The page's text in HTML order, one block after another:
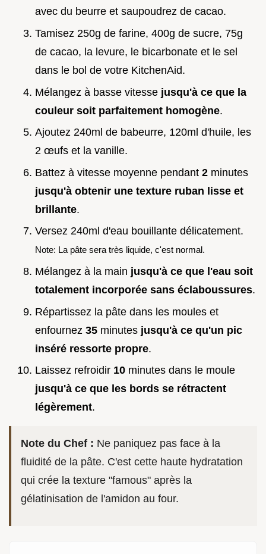
avec du beurre et saupoudrez de cacao.
Tamisez 250g de farine, 400g de sucre, 75g
de cacao, la levure, le bicarbonate et le sel
dans le bol de votre KitchenAid.
Mélangez à basse vitesse jusqu'à ce que la
couleur soit parfaitement homogène.
Ajoutez 240ml de babeurre, 120ml d'huile, les
2 œufs et la vanille.
Battez à vitesse moyenne pendant 2 minutes
jusqu'à obtenir une texture ruban lisse et
brillante.
Versez 240ml d'eau bouillante délicatement.
Note: La pâte sera très liquide, c'est normal.
Mélangez à la main jusqu'à ce que l'eau soit
totalement incorporée sans éclaboussures.
Répartissez la pâte dans les moules et
enfournez 35 minutes jusqu'à ce qu'un pic
inséré ressorte propre.
Laissez refroidir 10 minutes dans le moule
jusqu'à ce que les bords se rétractent
légèrement.
Note du Chef : Ne paniquez pas face à la
fluidité de la pâte. C'est cette haute hydratation
qui crée la texture "famous" après la
gélatinisation de l'amidon au four.